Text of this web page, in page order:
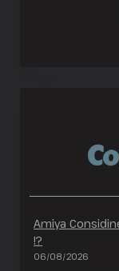
Amiya
!?
06/08/2026